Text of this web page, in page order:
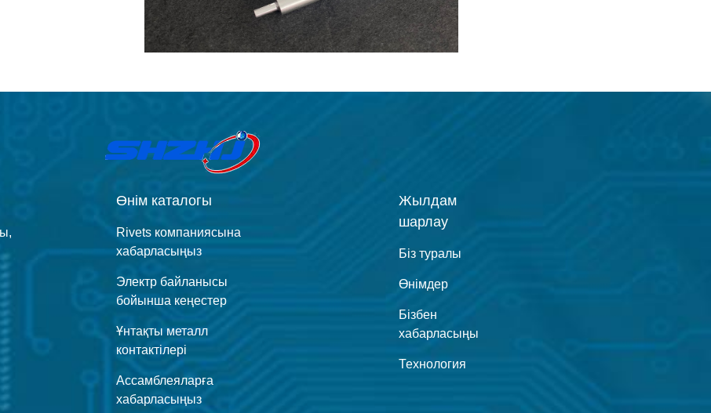
Өнім каталогы
Rivets компаниясына
хабарласыңыз
Электр байланысы
бойынша кеңестер
Ұнтақты металл
контактілері
Ассамблеяларға
хабарласыңыз
Жылдам
шарлау
Біз туралы
Өнімдер
Бізбен
хабарласыңы
Технология